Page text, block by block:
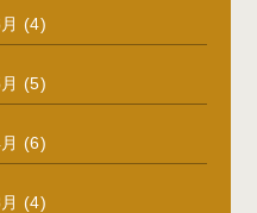
(4)
(5)
(6)
(4)